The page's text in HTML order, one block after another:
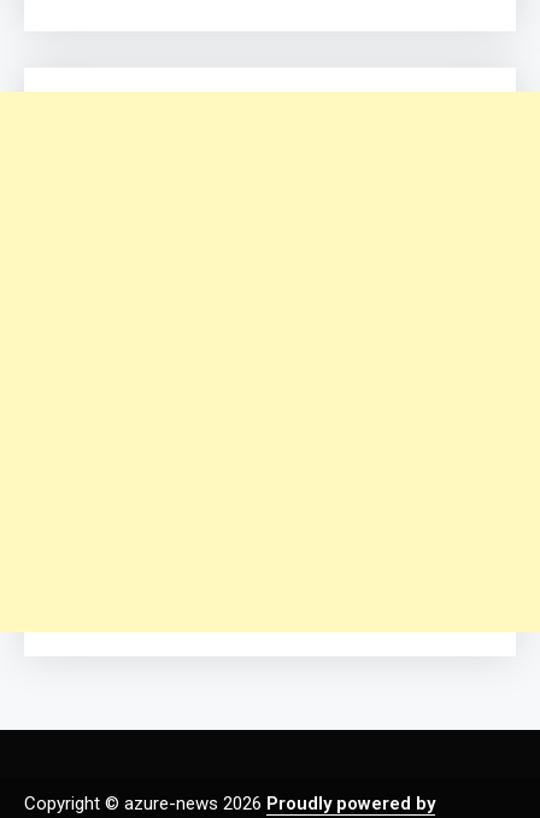
Copyright © azure-news 2026 Proudly powered by